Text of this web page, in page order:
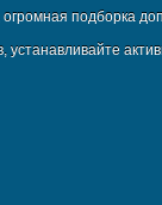
подборка